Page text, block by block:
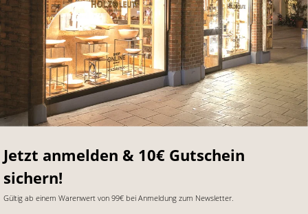
Jetzt anmelden & 10€ Gutschein
sichern!
Gültig ab einem Warenwert von 99€ bei Anmeldung zum Newsletter.